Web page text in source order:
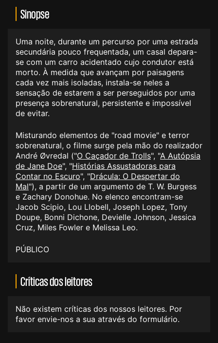
Sinopse
Uma noite, durante um percurso por uma estrada
secundária pouco frequentada, um casal depara-
se com um carro acidentado cujo condutor está
morto. À medida que avançam por paisagens
cada vez mais isoladas, instala-se neles a
sensação de estarem a ser perseguidos por uma
presença sobrenatural, persistente e impossível
de evitar.
Misturando elementos de "road movie" e terror
sobrenatural, o filme surge pela mão do realizador
André Øvredal ("O Caçador de Trolls", "A Autópsia
de Jane Doe", "Histórias Assustadoras para
Contar no Escuro", ​"Drácula: O Despertar do
Mal"), a partir de um argumento de T. W. Burgess
e Zachary Donohue. No elenco encontram-se
Jacob Scipio, Lou Llobell, Joseph Lopez, Tony
Doupe, Bonni Dichone, Devielle Johnson, Jessica
Cruz, Miles Fowler e Melissa Leo.
PÚBLICO
Críticas dos leitores
Não existem críticas dos nossos leitores. Por
favor envie-nos a sua através do formulário.